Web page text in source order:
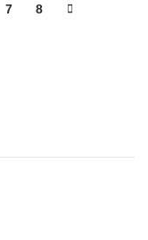
7 8